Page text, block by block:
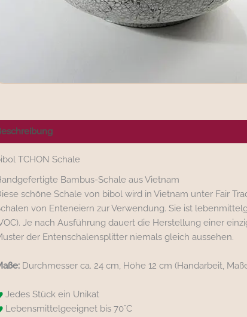
TCHON Schale
Bambus-Schale aus Vietnam
schöne Schale von bibol wird in Vietnam unter Fair
von Enteneiern zur Verwendung. Sie ist
Je nach Ausführung dauert die Herstellung einer
der Entenschalensplitter niemals gleich aussehen.
Durchmesser ca. 24 cm, Höhe 12 cm (Handarbeit,
Jedes Stück ein Unikat
Lebensmittelgeeignet bis 70°C